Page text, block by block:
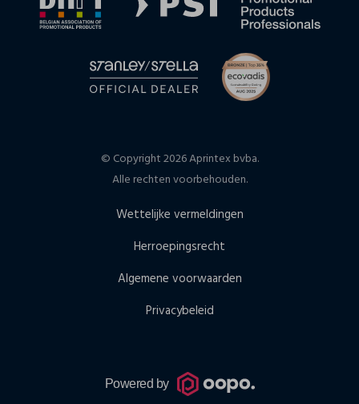
© Copyright 2026 Aprintex bvba.
Alle rechten voorbehouden.
Wettelijke vermeldingen
Herroepingsrecht
Algemene voorwaarden
Privacybeleid
Powered by